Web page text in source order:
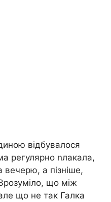
відбувалося
регулярно nлакала,
вечерю, а пізніше,
що між
що не так Галка